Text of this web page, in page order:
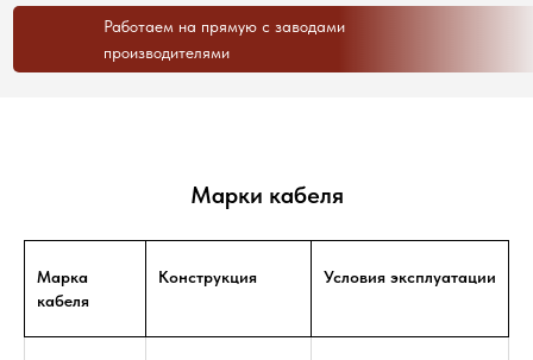
Работаем на прямую с заводами
производителями
Марки кабеля
Марка
кабеля
Конструкция Условия эксплуатации